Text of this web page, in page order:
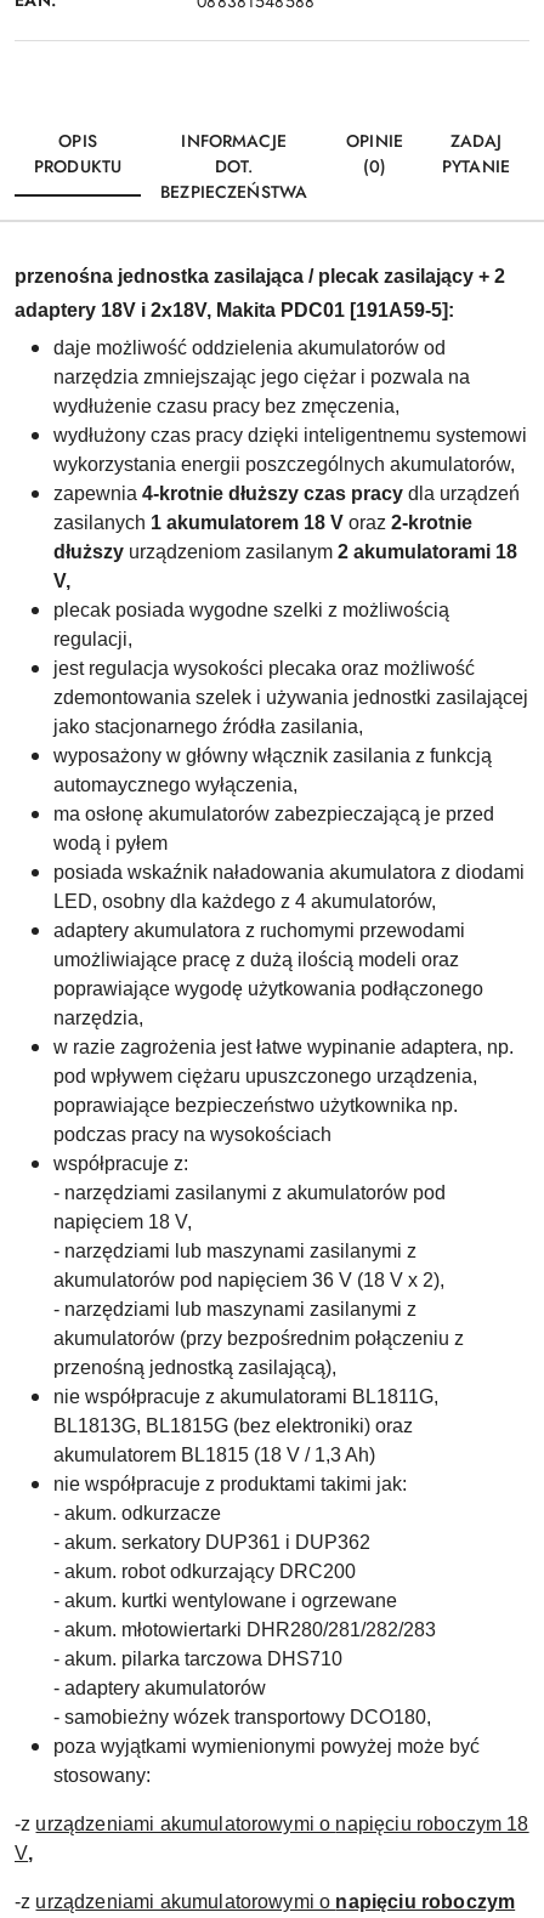
OPIS
PRODUKTU
INFORMACJE
DOT.
BEZPIECZEŃSTWA
OPINIE
(0)
ZADAJ
PYTANIE
przenośna jednostka zasilająca / plecak zasilający + 2
adaptery 18V i 2x18V, Makita PDC01 [191A59-5]:
daje możliwość oddzielenia akumulatorów od
narzędzia zmniejszając jego ciężar i pozwala na
wydłużenie czasu pracy bez zmęczenia,
wydłużony czas pracy dzięki inteligentnemu systemowi
wykorzystania energii poszczególnych akumulatorów,
zapewnia 4-krotnie dłuższy czas pracy dla urządzeń
zasilanych 1 akumulatorem 18 V oraz 2-krotnie
dłuższy urządzeniom zasilanym 2 akumulatorami 18
V,
plecak posiada wygodne szelki z możliwością
regulacji,
jest regulacja wysokości plecaka oraz możliwość
zdemontowania szelek i używania jednostki zasilającej
jako stacjonarnego źródła zasilania,
wyposażony w główny włącznik zasilania z funkcją
automaycznego wyłączenia,
ma osłonę akumulatorów zabezpieczającą je przed
wodą i pyłem
posiada wskaźnik naładowania akumulatora z diodami
LED, osobny dla każdego z 4 akumulatorów,
adaptery akumulatora z ruchomymi przewodami
umożliwiające pracę z dużą ilością modeli oraz
poprawiające wygodę użytkowania podłączonego
narzędzia,
w razie zagrożenia jest łatwe wypinanie adaptera, np.
pod wpływem ciężaru upuszczonego urządzenia,
poprawiające bezpieczeństwo użytkownika np.
podczas pracy na wysokościach
współpracuje z:
- narzędziami zasilanymi z akumulatorów pod
napięciem 18 V,
- narzędziami lub maszynami zasilanymi z
akumulatorów pod napięciem 36 V (18 V x 2),
- narzędziami lub maszynami zasilanymi z
akumulatorów (przy bezpośrednim połączeniu z
przenośną jednostką zasilającą),
nie współpracuje z akumulatorami BL1811G,
BL1813G, BL1815G (bez elektroniki) oraz
akumulatorem BL1815 (18 V / 1,3 Ah)
nie współpracuje z produktami takimi jak:
- akum. odkurzacze
- akum. serkatory DUP361 i DUP362
- akum. robot odkurzający DRC200
- akum. kurtki wentylowane i ogrzewane
- akum. młotowiertarki DHR280/281/282/283
- akum. pilarka tarczowa DHS710
- adaptery akumulatorów
- samobieżny wózek transportowy DCO180,
poza wyjątkami wymienionymi powyżej może być
stosowany:
-z urządzeniami akumulatorowymi o napięciu roboczym 18
V,
-z urządzeniami akumulatorowymi o napięciu roboczym